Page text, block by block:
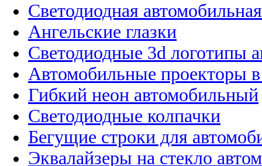
Светодиодная
Ангельские глазки
Светодиодные 3d логотипы
Автомобильные проекторы
Гибкий неон автомобильный
Светодиодные колпачки
Бегущие строки для
Эквалайзеры на стекло